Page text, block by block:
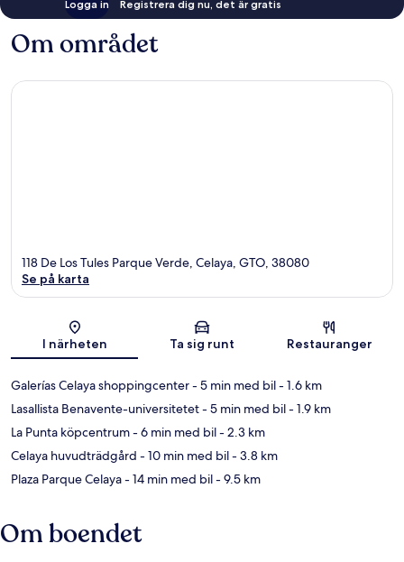
Logga in Registrera dig nu, det är gratis
Om området
Karta
118 De Los Tules Parque Verde, Celaya, GTO, 38080
Se på karta
I närheten Ta sig runt Restauranger
Galerías Celaya shoppingcenter- 5 min med bil- 1.6 km
Lasallista Benavente-universitetet- 5 min med bil- 1.9 km
La Punta köpcentrum- 6 min med bil- 2.3 km
Celaya huvudträdgård - 10 min med bil- 3.8 km
Plaza Parque Celaya- 14 min med bil- 9.5 km
Om boendet